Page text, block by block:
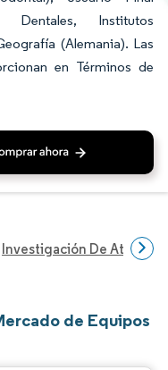
Dentales, Institutos
(Alemania). Las
en Términos de
Investigación De
de Equipos